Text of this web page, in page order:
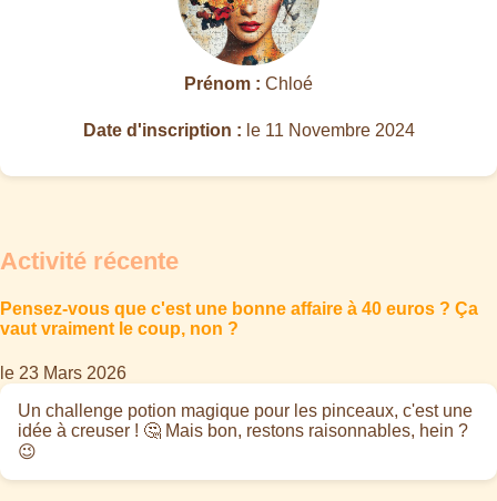
Prénom : Chloé
Date d'inscription : le 11 Novembre 2024
Activité récente
Pensez-vous que c'est une bonne affaire à 40 euros ? Ça
vaut vraiment le coup, non ?
le 23 Mars 2026
Un challenge potion magique pour les pinceaux, c'est une
idée à creuser ! 🤔 Mais bon, restons raisonnables, hein ?
😉